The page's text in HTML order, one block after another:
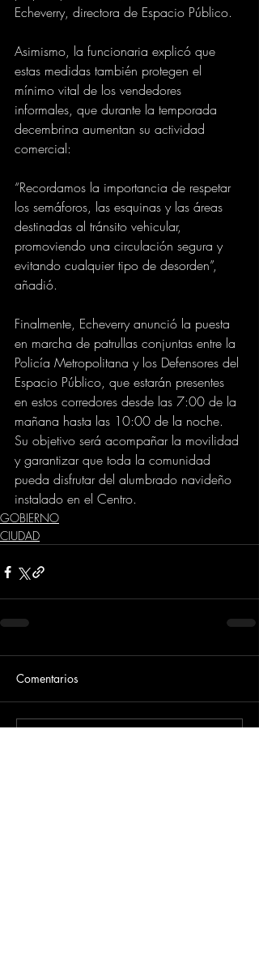
Echeverry, directora de Espacio Público.
Asimismo, la funcionaria explicó que
estas medidas también protegen el
mínimo vital de los vendedores
informales, que durante la temporada
decembrina aumentan su actividad
comercial:
“Recordamos la importancia de respetar
los semáforos, las esquinas y las áreas
destinadas al tránsito vehicular,
promoviendo una circulación segura y
evitando cualquier tipo de desorden”,
añadió.
Finalmente, Echeverry anunció la puesta
en marcha de patrullas conjuntas entre la
Policía Metropolitana y los Defensores del
Espacio Público, que estarán presentes
en estos corredores desde las 7:00 de la
mañana hasta las 10:00 de la noche.
Su objetivo será acompañar la movilidad
y garantizar que toda la comunidad
pueda disfrutar del alumbrado navideño
instalado en el Centro.
GOBIERNO
CIUDAD
Comentarios